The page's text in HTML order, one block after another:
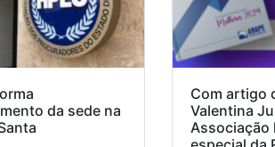
da sede na
Com artigo
Valentina
Associação